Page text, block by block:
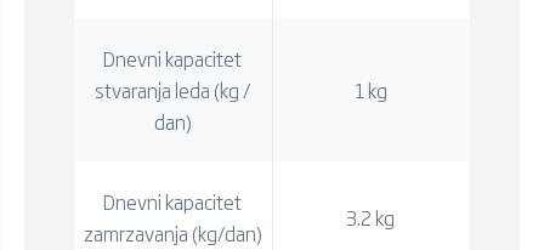
Dnevni kapacitet
stvaranja leda (kg /
dan)
1 kg
Dnevni kapacitet
zamrzavanja (kg/dan)
3.2 kg